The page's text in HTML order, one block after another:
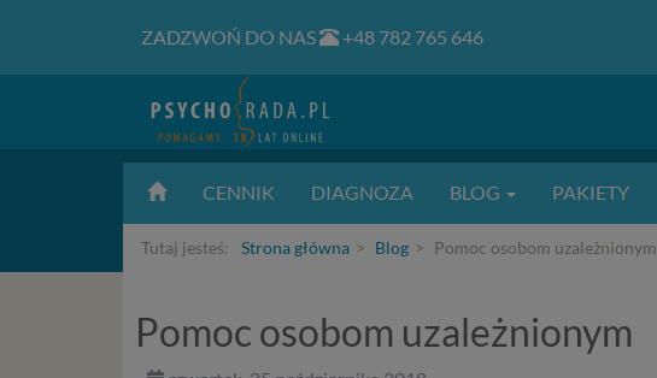
ZADZWOŃ DO NAS +48 782 765 646
CENNIK DIAGNOZA BLOG PAKIETY
Tutaj jesteś: Strona główna Blog Pomoc osobom uzależnionym
Pomoc osobom uzależnionym